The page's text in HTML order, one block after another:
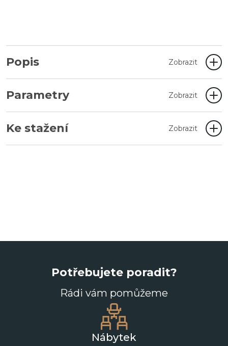
Popis Zobrazit
Parametry Zobrazit
Ke stažení Zobrazit
Potřebujete poradit?
Rádi vám pomůžeme
Nábytek